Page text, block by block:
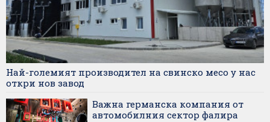
Най-големият производител на свинско месо у нас
откри нов завод
Важна германска компания от
автомобилния сектор фалира